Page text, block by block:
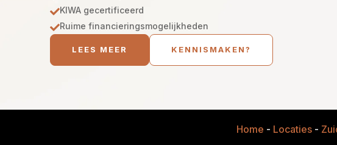
KIWA gecertificeerd
Ruime financieringsmogelijkheden
LEES MEER KENNISMAKEN?
Home - Locaties -